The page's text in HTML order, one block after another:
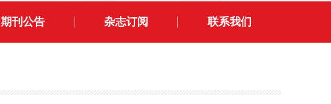
期刊公告 杂志订阅 联系我们